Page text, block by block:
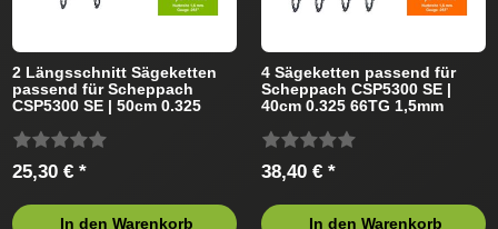
2 Längsschnitt Sägeketten
passend für Scheppach
CSP5300 SE | 50cm 0.325
25,30 € *
In den Warenkorb
4 Sägeketten passend für
Scheppach CSP5300 SE |
40cm 0.325 66TG 1,5mm
38,40 € *
In den Warenkorb